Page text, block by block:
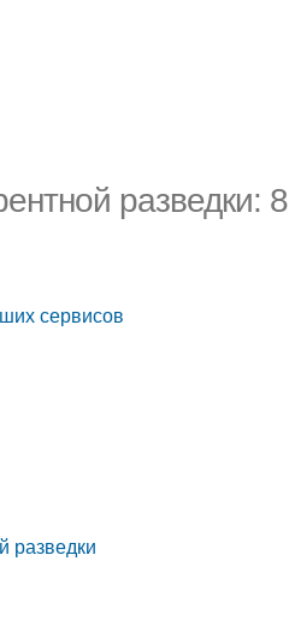
разведки: 8
сервисов
разведки